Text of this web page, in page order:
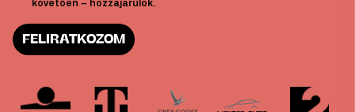
követően – hozzájárulok.
FELIRATKOZOM